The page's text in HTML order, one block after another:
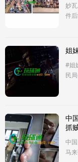
妙
件
姐
#姐
民
中
抓
中
马